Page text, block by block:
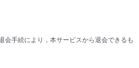
会手続により，本サービスから退会できるも